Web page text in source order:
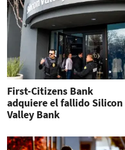
First-Citizens Bank
adquiere el fallido Silicon
Valley Bank